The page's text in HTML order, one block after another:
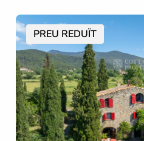
PREU REDUÏT